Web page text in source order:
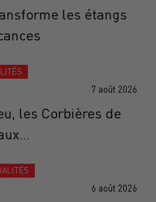
les étangs
7 août 2026
les Corbières de
6 août 2026